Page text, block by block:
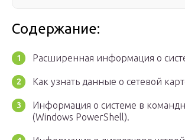
Содержание:
Расширенная информация о
Как узнать данные о сетевой
Информация о системе в
(Windows PowerShell).